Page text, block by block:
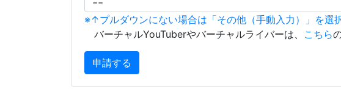
※↑プルダウンにない場合は「その他（手動入力）」を選
バーチャルYouTuberやバーチャルライバーは、 こちら
申請する